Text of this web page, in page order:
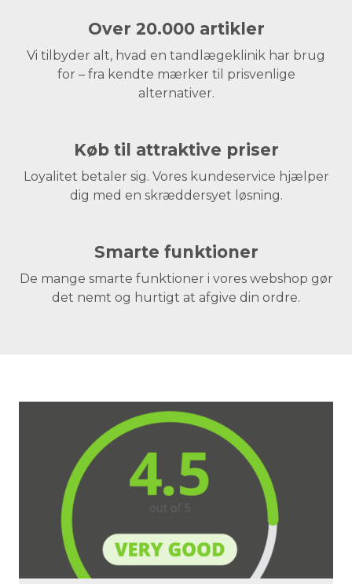
Over 20.000 artikler
Vi tilbyder alt, hvad en tandlægeklinik har brug
for – fra kendte mærker til prisvenlige
alternativer.
Køb til attraktive priser
Loyalitet betaler sig. Vores kundeservice hjælper
dig med en skræddersyet løsning.
Smarte funktioner
De mange smarte funktioner i vores webshop gør
det nemt og hurtigt at afgive din ordre.